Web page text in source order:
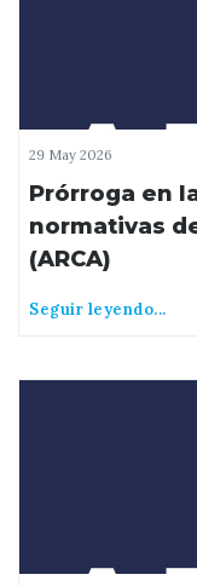
29 May 2026
Prórroga en
normativas
(ARCA)
Seguir leyendo...